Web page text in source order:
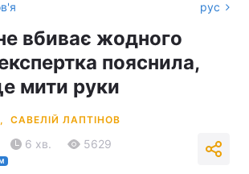
рус
вбиває жодного
пояснила,
мити руки
САВЕЛІЙ ЛАПТІНОВ
6 хв. 5629